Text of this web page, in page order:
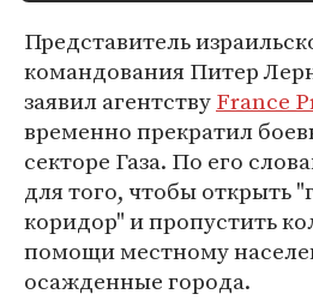
Представитель
командования Питер
заявил агентствуFrance
временно прекратил
секторе Газа. По его
для того, чтобы открыть
коридор" и пропустить
помощи местному
осажденные города.